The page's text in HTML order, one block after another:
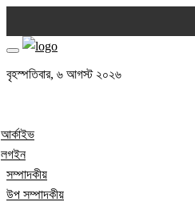
বৃহস্পতিবার, ৬ আগস্ট ২০২৬
আর্কাইভ
লগইন
সম্পাদকীয়
উপ সম্পাদকীয়